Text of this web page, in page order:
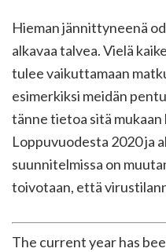
Hieman jännittyneenä
alkavaa talvea. Vielä
tulee vaikuttamaan
esimerkiksi meidän
tänne tietoa sitä
Loppuvuodesta 2020 ja
suunnitelmissa on
toivotaan, että
The current year has